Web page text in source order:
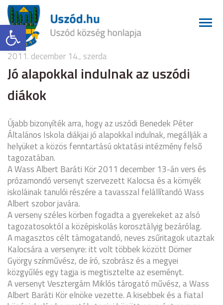
Eszköztár megnyitása
2011. december 14., szerda
Jó alapokkal indulnak az uszódi
diákok
Újabb bizonyíték arra, hogy az uszódi Benedek Péter
Általános Iskola diákjai jó alapokkal indulnak, megállják a
helyüket a közös fenntartású oktatási intézmény felső
tagozatában.
A Wass Albert Baráti Kör 2011 december 13-án vers és
prózamondó versenyt szervezett Kalocsa és a környék
iskoláinak tanulói részére a tavasszal felállítandó Wass
Albert szobor javára.
A verseny széles körben fogadta a gyerekeket az alsó
tagozatosoktól a középiskolás korosztályig bezárólag.
A magasztos célt támogatandó, neves zsűritagok utaztak
Kalocsára a versenyre: itt volt többek között Dörner
György színművész, de író, szobrász és a megyei
közgyűlés egy tagja is megtisztelte az eseményt.
A versenyt Vesztergám Miklós tárogató művész, a Wass
Albert Baráti Kör elnöke vezette. A kisebbek és a fiatal